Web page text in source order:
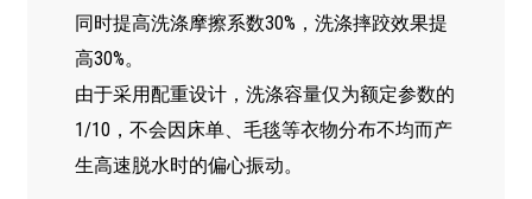
同时提高洗涤摩擦系数30%，洗涤摔跤效果提
高30%。
由于采用配重设计，洗涤容量仅为额定参数的
1/10，不会因床单、毛毯等衣物分布不均而产
生高速脱水时的偏心振动。